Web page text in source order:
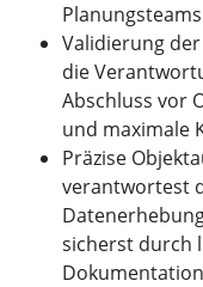
Validierung
die
Abschluss vor
und maximale
Präzise
verantwortest
sicherst durch